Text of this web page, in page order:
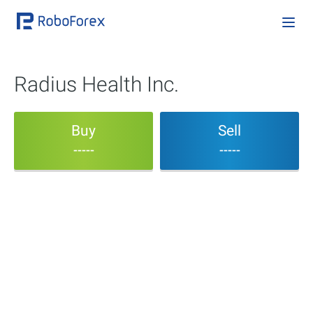
Radius Health Inc.
Buy
-----
Sell
-----